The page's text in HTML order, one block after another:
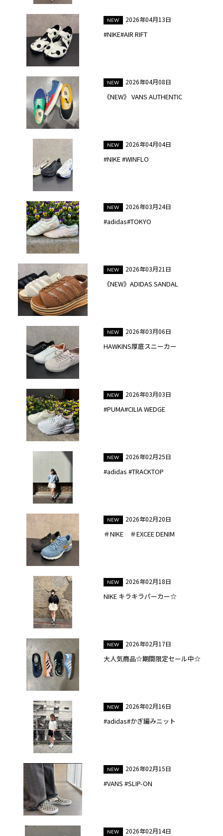
2026年04月13日
#NIKE#AIR RIFT
2026年04月08日
《NEW》 VANS AUTHENTIC
2026年04月04日
#NIKE #WINFLO
2026年03月24日
#adidas#TOKYO
2026年03月21日
《NEW》ADIDAS SANDAL
2026年03月06日
HAWKINS厚底スニーカー
2026年03月03日
#PUMA#CILIA WEDGE
2026年02月25日
#adidas #TRACKTOP
2026年02月20日
＃NIKE ＃EXCEE DENIM
2026年02月18日
NIKE キラキラパーカー☆
2026年02月17日
大人気商品☆期間限定セール中☆
2026年02月16日
#adidas#かぎ編みニット
2026年02月15日
#VANS #SLIP-ON
2026年02月14日